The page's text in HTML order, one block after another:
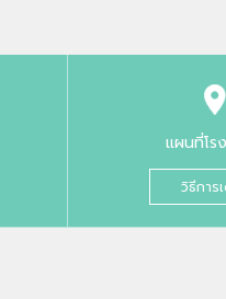
แผนที่โร
วิธีการ